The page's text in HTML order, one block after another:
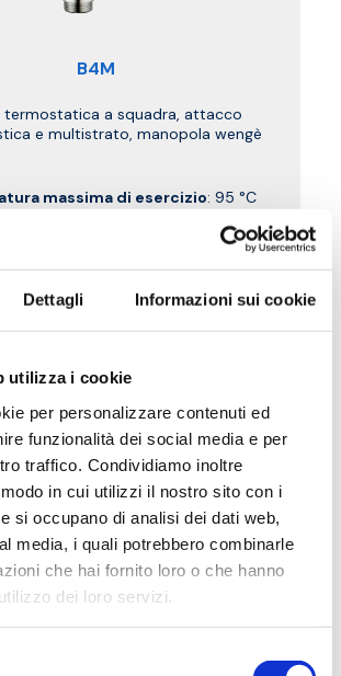
Dettagli Informazioni sui cookie
utilizza i cookie
per personalizzare contenuti ed
funzionalità dei social media e per
traffico. Condividiamo inoltre
in cui utilizzi il nostro sito con i
si occupano di analisi dei dati web,
media, i quali potrebbero combinarle
che hai fornito loro o che hanno
dei loro servizi.
B4M
termostatica a squadra, attacco
e multistrato, manopola wengè
massima di esercizio: 95 °C
Vai al prodotto